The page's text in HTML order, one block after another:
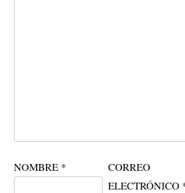
NOMBRE *
CORREO
ELECTRÓNICO